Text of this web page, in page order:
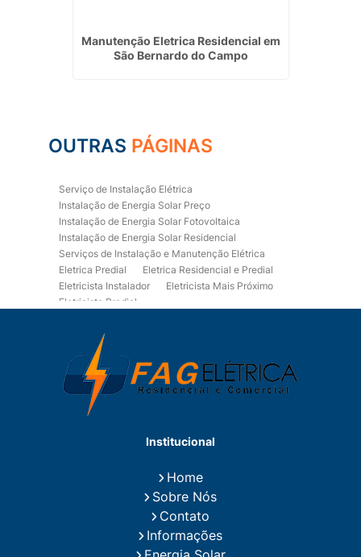
Manutenção Eletrica Residencial em
São Bernardo do Campo
OUTRAS PÁGINAS
Serviço de Instalação Elétrica
Instalação de Energia Solar Preço
Instalação de Energia Solar Fotovoltaica
Instalação de Energia Solar Residencial
Serviços de Instalação e Manutenção Elétrica
Eletrica Predial
Eletrica Residencial e Predial
Eletricista Instalador
Eletricista Mais Próximo
Eletricista Predial
Eletricista Residencial
Eletricista Residencial E Predial
Eletricistas de Manutenção
Empresa de Instalações Elétricas
Empresa de Manutenção Eletrica
Empresa de Prestação de Serviços Eletricos
Fiação para Instalação Eletrica Residencial
Instalação de Energia Solar Residencial Preço
Instalação de Painel Solar
Instalação de Placa Solar
Instalação de Sistema Fotovoltaico
Instalação E Manutenção Elétrica
Institucional
Home
Sobre Nós
Contato
Informações